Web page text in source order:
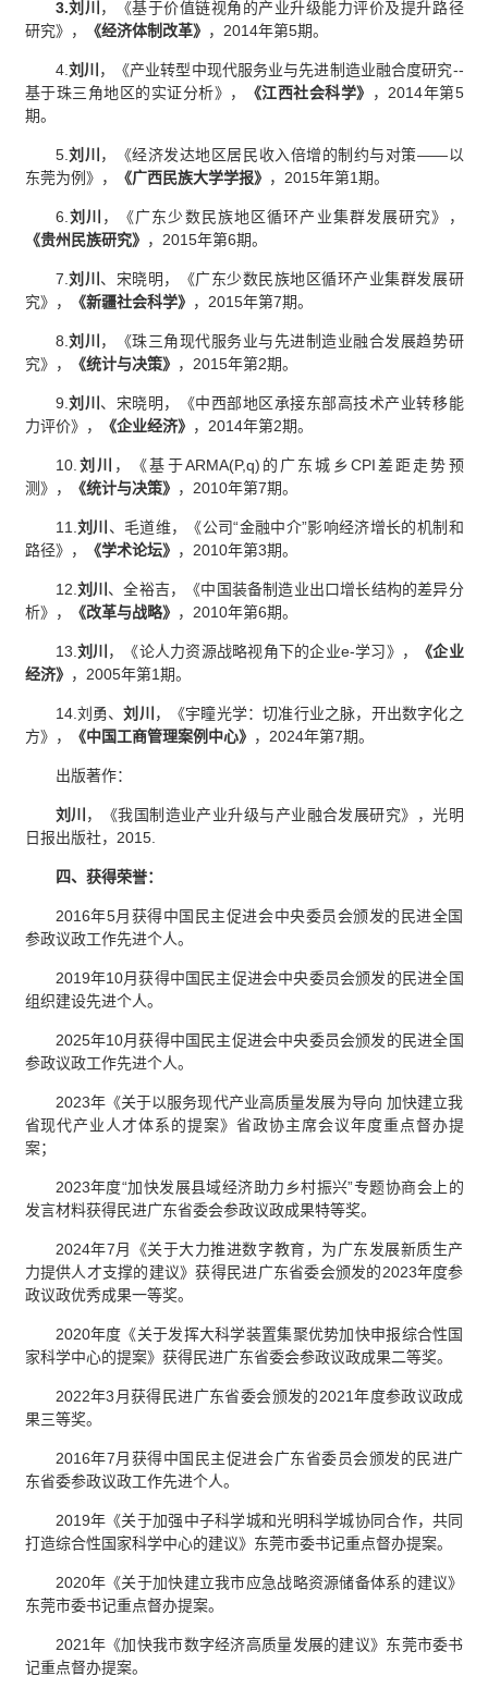
3.刘川 ，
《基于价值链视角的产业升级能力评价及提升路径
研究》，
《经济体制改革》 ，2014年第5期。
4.刘川 ，
《产业转型中现代服务业与先进制造业融合度研究--
基于珠三角地区的实证分析》，
《江西社会科学》
，2014年第5
期。
5.刘川 ，
《经济发达地区居民收入倍增的制约与对策——以
东莞为例》，
《广西民族大学学报》 ，2015年第1期。
6.刘川 ，
《广东少数民族地区循环产业集群发展研究》，
《贵州民族研究》 ，2015年第6期。
7.刘川 、宋晓明 ，
《广东少数民族地区循环产业集群发展研
究》，
《新疆社会科学》 ，2015年第7期。
8.刘川 ，
《珠三角现代服务业与先进制造业融合发展趋势研
究》，
《统计与决策》 ，2015年第2期。
9.刘川 、宋晓明 ，
《中西部地区承接东部高技术产业转移能
力评价》，
《企业经济》 ，2014年第2期。
10.刘川 ，
《基于ARMA(P,q)的广东城乡CPI差距走势预
测》，
《统计与决策》 ，2010年第7期。
11.刘川 、毛道维，
《公司“金融中介”影响经济增长的机制和
路径》，
《学术论坛》 ，2010年第3期。
12.刘川 、全裕吉，
《中国装备制造业出口增长结构的差异分
析》，
《改革与战略》 ，2010年第6期。
13.刘川 ， 《论人力资源战略视角下的企业e-学习》， 《企业
经济》 ，2005年第1期。
14.刘勇、刘川 ，
《宇瞳光学：切准行业之脉，开出数字化之
方》，
《中国工商管理案例中心》 ，2024年第7期。
出版著作：
刘川 ，
《我国制造业产业升级与产业融合发展研究》，光明
日报出版社，2015.
四、获得荣誉：
2016年5月获得中国民主促进会中央委员会颁发的民进全国
参政议政工作先进个人。
2019年10月获得中国民主促进会中央委员会颁发的民进全国
组织建设先进个人。
2025年10月获得中国民主促进会中央委员会颁发的民进全国
参政议政工作先进个人。
2023年《关于以服务现代产业高质量发展为导向 加快建立我
省现代产业人才体系的提案》省政协主席会议年度重点督办提
案；
2023年度“加快发展县域经济助力乡村振兴”专题协商会上的
发言材料获得民进广东省委会参政议政成果特等奖。
2024年7月《关于大力推进数字教育，为广东发展新质生产
力提供人才支撑的建议》获得民进广东省委会颁发的2023年度参
政议政优秀成果一等奖。
2020年度《关于发挥大科学装置集聚优势加快申报综合性国
家科学中心的提案》获得民进广东省委会参政议政成果二等奖。
2022年3月获得民进广东省委会颁发的2021年度参政议政成
果三等奖。
2016年7月获得中国民主促进会广东省委员会颁发的民进广
东省委参政议政工作先进个人。
2019年《关于加强中子科学城和光明科学城协同合作，共同
打造综合性国家科学中心的建议》东莞市委书记重点督办提案。
2020年《关于加快建立我市应急战略资源储备体系的建议》
东莞市委书记重点督办提案。
2021年《加快我市数字经济高质量发展的建议》东莞市委书
记重点督办提案。